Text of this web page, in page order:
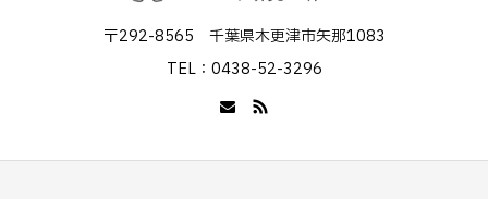
〒292-8565 千葉県木更津市矢那1083
TEL：0438-52-3296